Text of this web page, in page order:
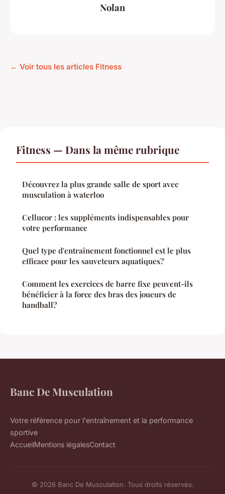
Nolan
← Voir tous les articles Fitness
Fitness — Dans la même rubrique
Découvrez la plus grande salle de sport avec
musculation à waterloo
Cellucor : les suppléments indispensables pour
votre performance
Quel type d'entraînement fonctionnel est le plus
efficace pour les sauveteurs aquatiques?
Comment les exercices de barre fixe peuvent-ils
bénéficier à la force des bras des joueurs de
handball?
Banc De Musculation
Votre référence pour l'entraînement et la performance
sportive
AccueilMentions légalesContact
© 2026 Banc De Musculation. Tous droits réservés.